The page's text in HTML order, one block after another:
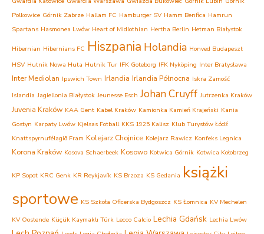
Polkowice Górnik Zabrze Hallam FC Hamburger SV Hamm Benfica Hamrun
Spartans Hasmonea Lwów Heart of Midlothian Hertha Berlin Hetman Białystok
Hibernian Hibernians FC Hiszpania Holandia Honved Budapeszt
HSV Hutnik Nowa Huta Hutnik Tur IFK Goteborg IFK Nyköping Inter Bratysława
Inter Mediolan Ipswich Town Irlandia Irlandia Północna Iskra Zamość
Islandia Jagiellonia Białystok Jeunesse Esch Johan Cruyff Jutrzenka Kraków
Juvenia Kraków KAA Gent Kabel Kraków Kamionka Kamień Krajeński Kania
Gostyn Karpaty Lwów Kjelsas Fotball KKS 1925 Kalisz Klub Turystów Łódź
Knattspyrnufélagið Fram Kolejarz Chojnice Kolejarz Rawicz Konfeks Legnica
Korona Kraków Kosova Schaerbeek Kosowo Kotwica Górnik Kotwica Kołobrzeg
KP Sopot KRC Genk KR Reykjavík KS Brzoza KS Gedania książki
sportowe KS Szkoła Oficerska Bydgoszcz KS Łomnica KV Mechelen
KV Oostende Küçük Kaymaklı Türk Lecco Calcio Lechia Gdańsk Lechia Lwów